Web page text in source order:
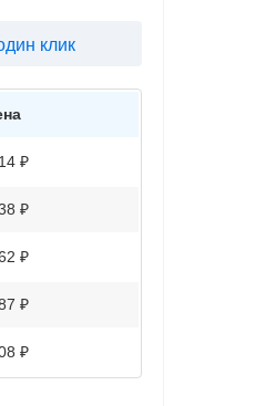
клик
₽
₽
₽
₽
₽